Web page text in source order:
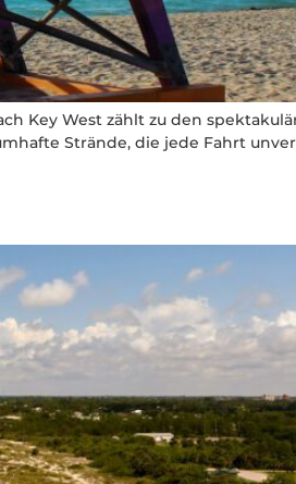
Key West zählt zu den
Strände, die jede Fahrt